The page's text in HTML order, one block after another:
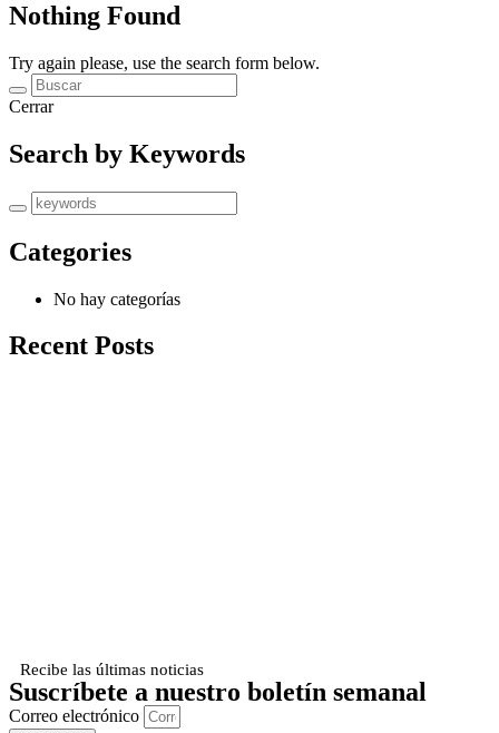
Nothing Found
Try again please, use the search form below.
Cerrar
Search by Keywords
Categories
No hay categorías
Recent Posts
Recibe las últimas noticias
Suscríbete a nuestro boletín semanal
Correo electrónico